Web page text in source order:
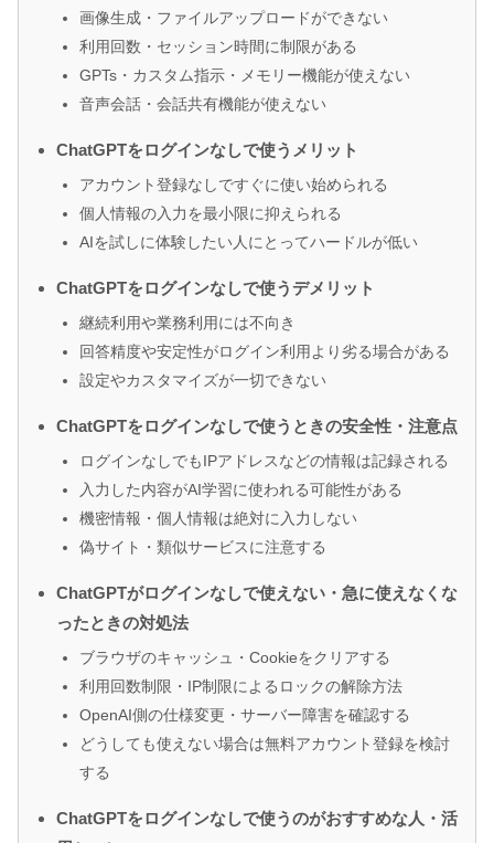
画像生成・ファイルアップロードができない
利用回数・セッション時間に制限がある
GPTs・カスタム指示・メモリー機能が使えない
音声会話・会話共有機能が使えない
ChatGPTをログインなしで使うメリット
アカウント登録なしですぐに使い始められる
個人情報の入力を最小限に抑えられる
AIを試しに体験したい人にとってハードルが低い
ChatGPTをログインなしで使うデメリット
継続利用や業務利用には不向き
回答精度や安定性がログイン利用より劣る場合がある
設定やカスタマイズが一切できない
ChatGPTをログインなしで使うときの安全性・注意点
ログインなしでもIPアドレスなどの情報は記録される
入力した内容がAI学習に使われる可能性がある
機密情報・個人情報は絶対に入力しない
偽サイト・類似サービスに注意する
ChatGPTがログインなしで使えない・急に使えなくな
ったときの対処法
ブラウザのキャッシュ・Cookieをクリアする
利用回数制限・IP制限によるロックの解除方法
OpenAI側の仕様変更・サーバー障害を確認する
どうしても使えない場合は無料アカウント登録を検討
する
ChatGPTをログインなしで使うのがおすすめな人・活